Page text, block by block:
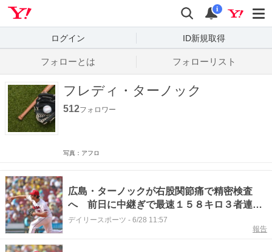
検索
通知
i
ログイン ID新規取得
フォローとは フォローリスト
フレディ・ターノック
512フォロワー
写真：アフロ
広島・ターノックが右股関節痛で精密検査
へ 前日に中継ぎで最速１５８キロ３者連続
Ｋ斬りも…出場選手登録抹消
デイリースポーツ - 6/28 11:57
報告